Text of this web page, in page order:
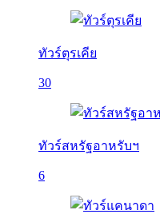
ทัวร์ตุรเคีย
30
ทัวร์สหรัฐอาหรับฯ
6